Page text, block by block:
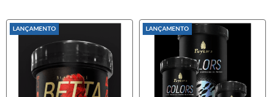
LANÇAMENTO LANÇAMENTO